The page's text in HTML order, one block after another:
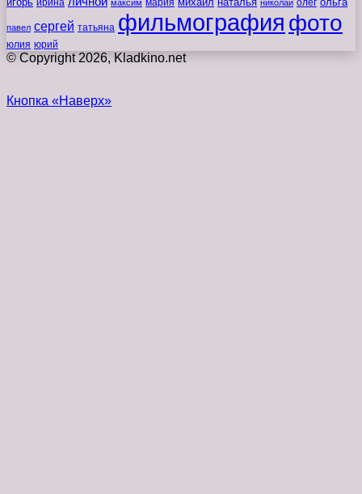
максим николай
павел сергей татьяна фильмография фото
юлия юрий
© Copyright 2026, Kladkino.net
Кнопка «Наверх»